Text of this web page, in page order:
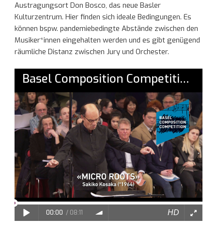
Austragungsort Don Bosco, das neue Basler
Kulturzentrum. Hier finden sich ideale Bedingungen. Es
können bspw. pandemiebedingte Abstände zwischen den
Musiker*innen eingehalten werden und es gibt genügend
räumliche Distanz zwischen Jury und Orchester.